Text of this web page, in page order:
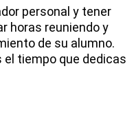
personal y tener
horas reuniendo y
de su alumno.
tiempo que dedicas